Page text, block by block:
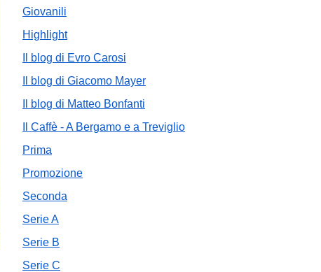
Giovanili
Highlight
Il blog di Evro Carosi
Il blog di Giacomo Mayer
Il blog di Matteo Bonfanti
Il Caffè - A Bergamo e a Treviglio
Prima
Promozione
Seconda
Serie A
Serie B
Serie C